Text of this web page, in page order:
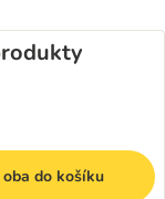
do košíku